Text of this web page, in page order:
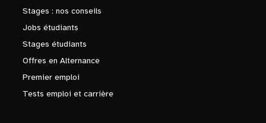
Stages : nos conseils
Jobs étudiants
Stages étudiants
Offres en Alternance
Premier emploi
Tests emploi et carrière